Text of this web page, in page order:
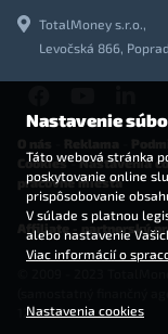
TotalMoney s.r.o.,
Levočská 866,
Cookies-Nastavenia
pracovné miesta
Affiliate - partnerský
(samostatný finančný
127292)
Nastavenie
Táto webová stránka
poskytovanie online
prispôsobovanie
V súlade s platnou
alebo nastavenie
Viac informácií o
Nastavenia cookies